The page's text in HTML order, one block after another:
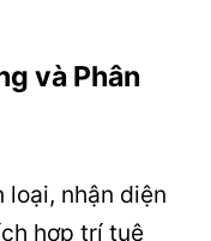
và Phân
nhận diện
hợp trí tuệ